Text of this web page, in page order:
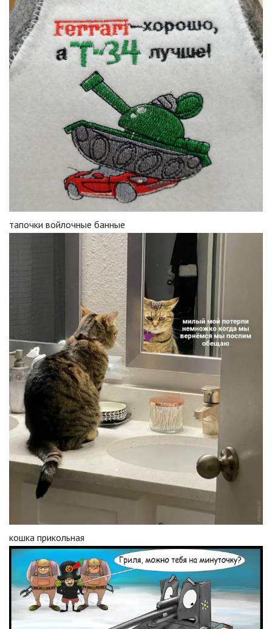
тапочки войлочные банные
кошка прикольная